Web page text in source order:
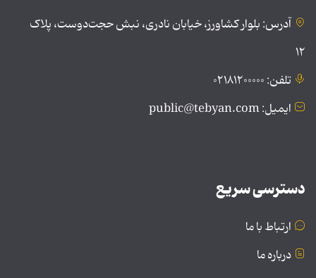
آدرس: بلوار کشاورز، خیابان نادری، نبش حجت‌دوست، پلاک
۱۲
تلفن: ۰۲۱۸۱۲۰۰۰۰۰
ایمیل: public@tebyan.com
دسترسی سریع
ارتباط با ما
درباره ما